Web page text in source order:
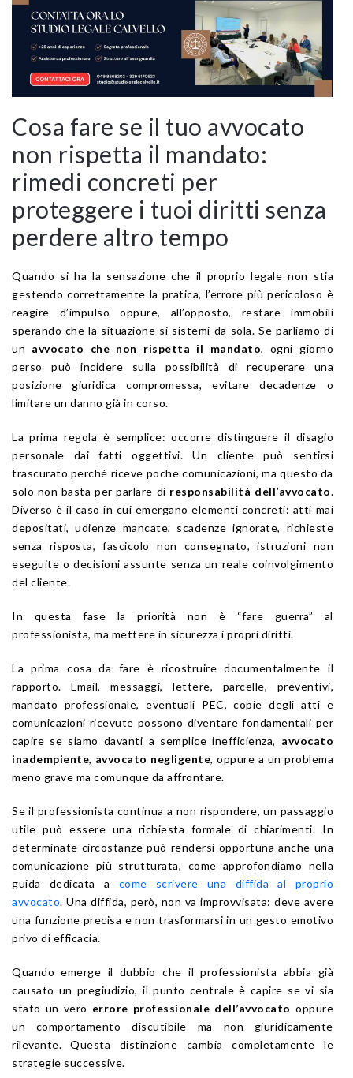
Cosa fare se il tuo avvocato
non rispetta il mandato:
rimedi concreti per
proteggere i tuoi diritti senza
perdere altro tempo
Quando si ha la sensazione che il proprio legale non stia
gestendo correttamente la pratica, l’errore più pericoloso è
reagire d’impulso oppure, all’opposto, restare immobili
sperando che la situazione si sistemi da sola. Se parliamo di
un avvocato che non rispetta il mandato, ogni giorno
perso può incidere sulla possibilità di recuperare una
posizione giuridica compromessa, evitare decadenze o
limitare un danno già in corso.
La prima regola è semplice: occorre distinguere il disagio
personale dai fatti oggettivi. Un cliente può sentirsi
trascurato perché riceve poche comunicazioni, ma questo da
solo non basta per parlare di responsabilità dell’avvocato.
Diverso è il caso in cui emergano elementi concreti: atti mai
depositati, udienze mancate, scadenze ignorate, richieste
senza risposta, fascicolo non consegnato, istruzioni non
eseguite o decisioni assunte senza un reale coinvolgimento
del cliente.
In questa fase la priorità non è “fare guerra” al
professionista, ma mettere in sicurezza i propri diritti.
La prima cosa da fare è ricostruire documentalmente il
rapporto. Email, messaggi, lettere, parcelle, preventivi,
mandato professionale, eventuali PEC, copie degli atti e
comunicazioni ricevute possono diventare fondamentali per
capire se siamo davanti a semplice inefficienza, avvocato
inadempiente, avvocato negligente, oppure a un problema
meno grave ma comunque da affrontare.
Se il professionista continua a non rispondere, un passaggio
utile può essere una richiesta formale di chiarimenti. In
determinate circostanze può rendersi opportuna anche una
comunicazione più strutturata, come approfondiamo nella
guida dedicata a come scrivere una diffida al proprio
avvocato. Una diffida, però, non va improvvisata: deve avere
una funzione precisa e non trasformarsi in un gesto emotivo
privo di efficacia.
Quando emerge il dubbio che il professionista abbia già
causato un pregiudizio, il punto centrale è capire se vi sia
stato un vero errore professionale dell’avvocato oppure
un comportamento discutibile ma non giuridicamente
rilevante. Questa distinzione cambia completamente le
strategie successive.